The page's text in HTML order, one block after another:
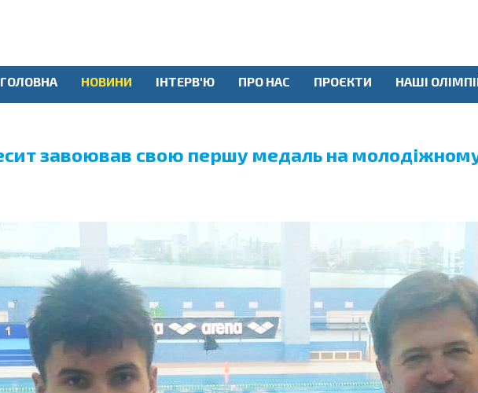
ГОЛОВНА НОВИНИ ІНТЕРВ'Ю ПРО НАС ПРОЄКТИ НАШІ
завоював свою першу медаль на молодіжному